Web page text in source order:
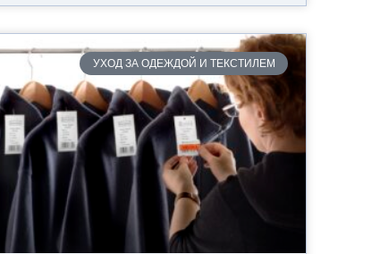
УХОД ЗА ОДЕЖДОЙ И ТЕКСТИЛЕМ